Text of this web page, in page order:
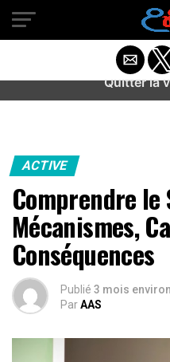
Warning
: preg_match():
/home/u589487443/
content/plugins/idev-post-
ACTIVE
Comprendre le
Mécanismes,
Conséquences
Publié 3 mois environ
ParAAS
Quitter la